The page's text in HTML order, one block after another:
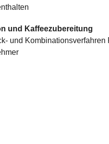
und Kaffeezubereitung
und